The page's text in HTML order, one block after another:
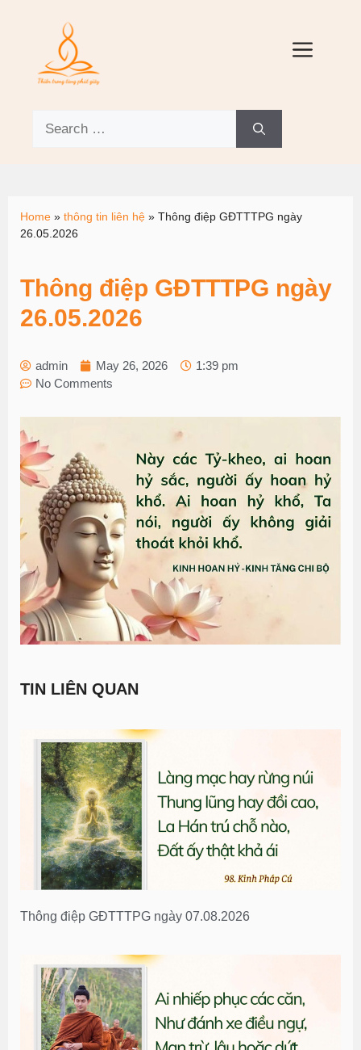
Home » thông tin liên hệ » Thông điệp GĐTTTPG ngày
26.05.2026
Thông điệp GĐTTTPG ngày
26.05.2026
admin May 26, 2026
1:39 pm
No Comments
TIN LIÊN QUAN
Thông điệp GĐTTTPG ngày 07.08.2026